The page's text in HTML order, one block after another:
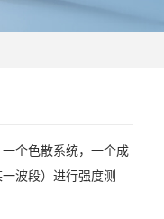
个色散系统，一个成
波段）进行强度测